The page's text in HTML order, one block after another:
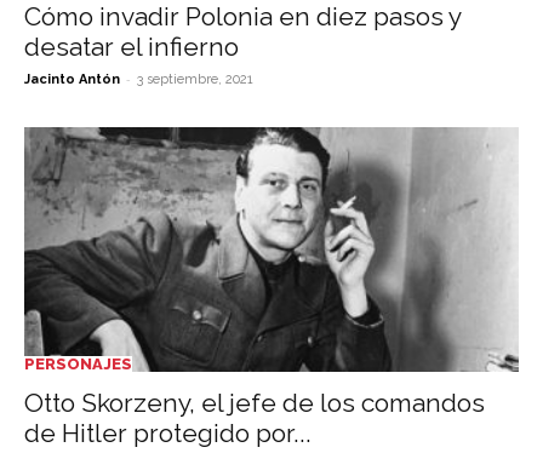
Cómo invadir Polonia en diez pasos y
desatar el infierno
Jacinto Antón - 3 septiembre, 2021
PERSONAJES
Otto Skorzeny, el jefe de los comandos
de Hitler protegido por...